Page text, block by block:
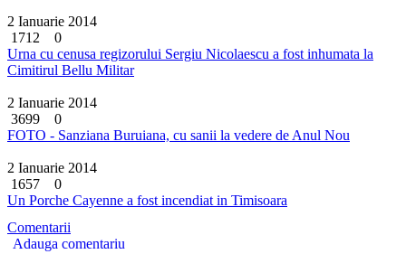
2 Ianuarie 2014
1712
0
Urna cu cenusa regizorului Sergiu Nicolaescu a fost inhumata la
Cimitirul Bellu Militar
2 Ianuarie 2014
3699
0
FOTO - Sanziana Buruiana, cu sanii la vedere de Anul Nou
2 Ianuarie 2014
1657
0
Un Porche Cayenne a fost incendiat in Timisoara
Comentarii
Adauga comentariu